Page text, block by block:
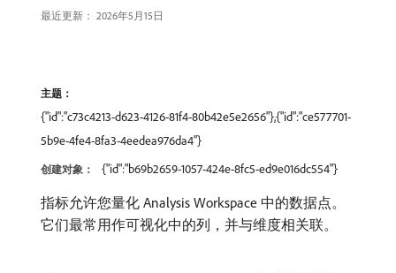
最近更新： 2026年5月15日
主题：
{"id":"c73c4213-d623-4126-81f4-80b42e5e2656"},{"id":"ce577701-
5b9e-4fe4-8fa3-4eedea976da4"}
创建对象： {"id":"b69b2659-1057-424e-8fc5-ed9e016dc554"}
指标允许您量化 Analysis Workspace 中的数据点。
它们最常用作可视化中的列，并与维度相关联。